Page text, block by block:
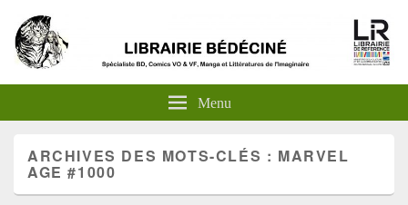
Menu
ARCHIVES DES MOTS-CLÉS : MARVEL
AGE #1000